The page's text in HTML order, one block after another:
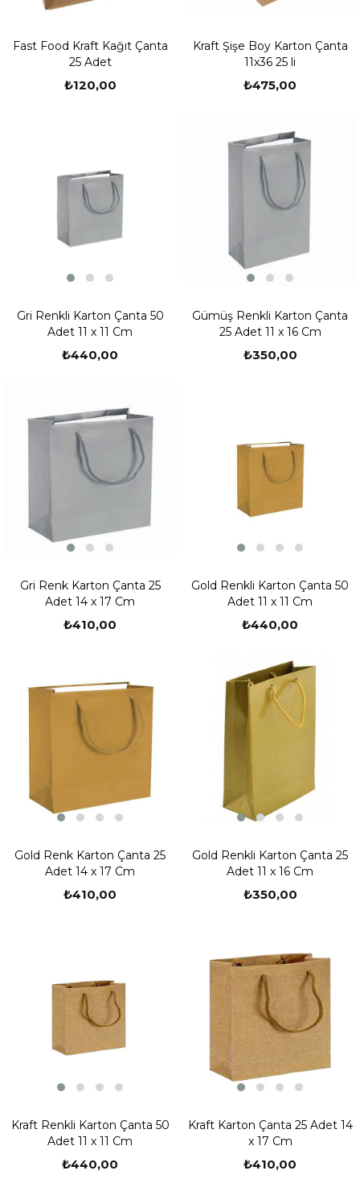
Fast Food Kraft Kağıt Çanta
25 Adet
₺120,00
Kraft Şişe Boy Karton Çanta
11x36 25 li
₺475,00
Gri Renkli Karton Çanta 50
Adet 11 x 11 Cm
₺440,00
Gümüş Renkli Karton Çanta
25 Adet 11 x 16 Cm
₺350,00
Gri Renk Karton Çanta 25
Adet 14 x 17 Cm
₺410,00
Gold Renkli Karton Çanta 50
Adet 11 x 11 Cm
₺440,00
Gold Renk Karton Çanta 25
Adet 14 x 17 Cm
₺410,00
Gold Renkli Karton Çanta 25
Adet 11 x 16 Cm
₺350,00
Kraft Renkli Karton Çanta 50
Adet 11 x 11 Cm
₺440,00
Kraft Karton Çanta 25 Adet 14
x 17 Cm
₺410,00